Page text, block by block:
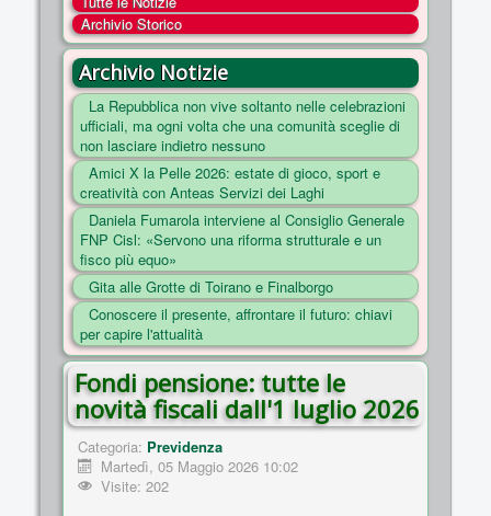
COSA FACCIAMO
ENTI
NOTIZIE
ESSENZIALI
MAPPA DEL SITO
CONVENZIONI
FOTO
SOCIAL
Archivio Storico
Archivio Notizie
La Repubblica non vive soltanto nelle celebrazioni
ufficiali, ma ogni volta che una comunità sceglie di
non lasciare indietro nessuno
Amici X la Pelle 2026: estate di gioco, sport e
creatività con Anteas Servizi dei Laghi
Daniela Fumarola interviene al Consiglio Generale
FNP Cisl: «Servono una riforma strutturale e un
fisco più equo»
Gita alle Grotte di Toirano e Finalborgo
Conoscere il presente, affrontare il futuro: chiavi
per capire l'attualità
Fondi pensione: tutte le
novità fiscali dall'1 luglio 2026
Categoria: Previdenza
Martedì, 05 Maggio 2026 10:02
Visite: 202